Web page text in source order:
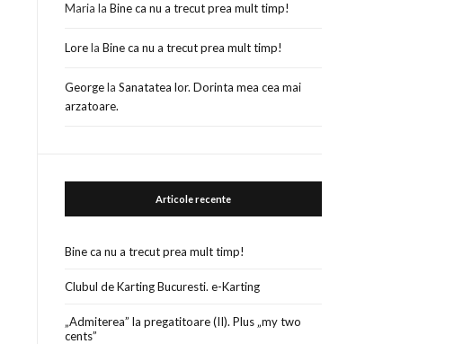
Maria laBine ca nu a trecut prea mult timp!
LorelaBine ca nu a trecut prea mult timp!
GeorgelaSanatatea lor. Dorinta mea cea mai
arzatoare.
Articole recente
Bine ca nu a trecut prea mult timp!
Clubul de Karting Bucuresti. e-Karting
„Admiterea” la pregatitoare (II). Plus „my two
cents”